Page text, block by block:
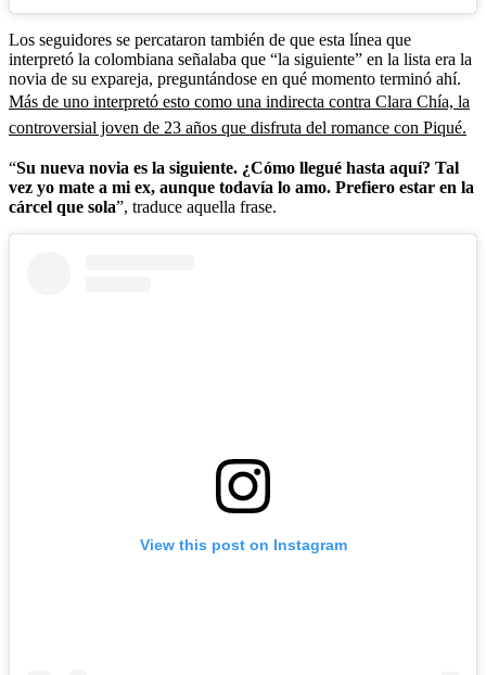
Los seguidores se percataron también de que esta línea que
interpretó la colombiana señalaba que “la siguiente” en la lista era la
novia de su expareja, preguntándose en qué momento terminó ahí.
Más de uno interpretó esto como una indirecta contra Clara Chía, la
controversial joven de 23 años que disfruta del romance con Piqué.
“Su nueva novia es la siguiente. ¿Cómo llegué hasta aquí? Tal
vez yo mate a mi ex, aunque todavía lo amo. Prefiero estar en la
cárcel que sola”, traduce aquella frase.
View this post on Instagram